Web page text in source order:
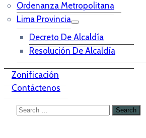
Ordenanza Metropolitana
Lima Provincia
Decreto De Alcaldía
Resolución De Alcaldía
Zonificación
Contáctenos